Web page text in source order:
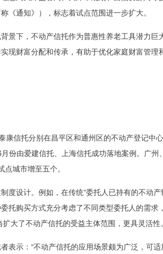
《通知》），标志着试点范围进一步扩大。
景下，不动产信托作为普惠性养老工具潜力巨
现财富分配和传承，有助于优化家庭财富管理
康信托分别在昌平区和通州区的不动产登记中
份由爱建信托、上海信托成功落地案例。广州、
城市增至五个。
度设计。例如，在传统“委托人已持有的不动产
托购买方式充分考虑了不同类型委托人的需求
大了不动产信托的受益主体范围，更具灵活性。
表示：“不动产信托的应用场景颇为广泛，可适